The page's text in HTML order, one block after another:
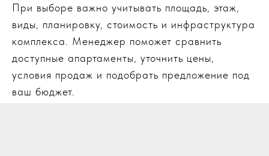
При выборе важно учитывать площадь, этаж,
виды, планировку, стоимость и инфраструктура
комплекса. Менеджер поможет сравнить
доступные апартаменты, уточнить цены,
условия продаж и подобрать предложение под
ваш бюджет.